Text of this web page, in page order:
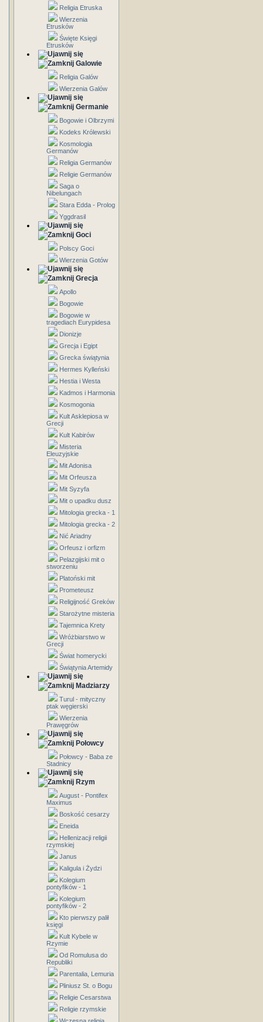
Religia Etruska
Wierzenia
Etrusków
Święte Księgi
Etrusków
Galowie
Religia Galów
Wierzenia Galów
Germanie
Bogowie i Olbrzymi
Kodeks Królewski
Kosmologia
Germanów
Religia Germanów
Religie Germanów
Saga o
Nibelungach
Stara Edda - Prolog
Yggdrasil
Goci
Polscy Goci
Wierzenia Gotów
Grecja
Apollo
Bogowie
Bogowie w
tragediach Eurypidesa
Dionizje
Grecja i Egipt
Grecka świątynia
Hermes Kylleński
Hestia i Westa
Kadmos i Harmonia
Kosmogonia
Kult Asklepiosa w
Grecji
Kult Kabirów
Misteria
Eleuzyjskie
Mit Adonisa
Mit Orfeusza
Mit Syzyfa
Mit o upadku dusz
Mitologia grecka - 1
Mitologia grecka - 2
Nić Ariadny
Orfeusz i orfizm
Pelazgijski mit o
stworzeniu
Platoński mit
Prometeusz
Religijność Greków
Starożytne misteria
Tajemnica Krety
Wróżbiarstwo w
Grecji
Świat homerycki
Świątynia Artemidy
Madziarzy
Turul - mityczny
ptak węgierski
Wierzenia
Prawęgrów
Połowcy
Połowcy - Baba ze
Stadnicy
Rzym
August - Pontifex
Maximus
Boskość cesarzy
Eneida
Hellenizacji religii
rzymskiej
Janus
Kaligula i Żydzi
Kolegium
pontyfików - 1
Kolegium
pontyfików - 2
Kto pierwszy palił
księgi
Kult Kybele w
Rzymie
Od Romulusa do
Republiki
Parentalia, Lemuria
Pliniusz St. o Bogu
Religie Cesarstwa
Religie rzymskie